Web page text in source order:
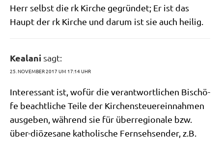
Herr selbst die rk Kir­che gegrün­det; Er ist das
Haupt der rk Kir­che und dar­um ist sie auch heilig.
Kealani sagt:
25. NOVEMBER 2017 UM 17:14 UHR
Inter­es­sant ist, wofür die ver­ant­wort­li­chen Bischö­
fe beacht­li­che Tei­le der Kir­chen­steu­er­ein­nah­men
aus­ge­ben, wäh­rend sie für über­re­gio­na­le bzw.
über-diö­ze­sa­ne katho­li­sche Fern­seh­sen­der, z.B.